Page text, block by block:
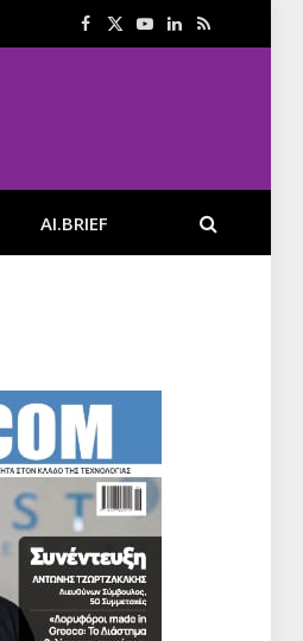
Facebook
X
YouTube
LinkedIn
RSS
AI.BRIEF